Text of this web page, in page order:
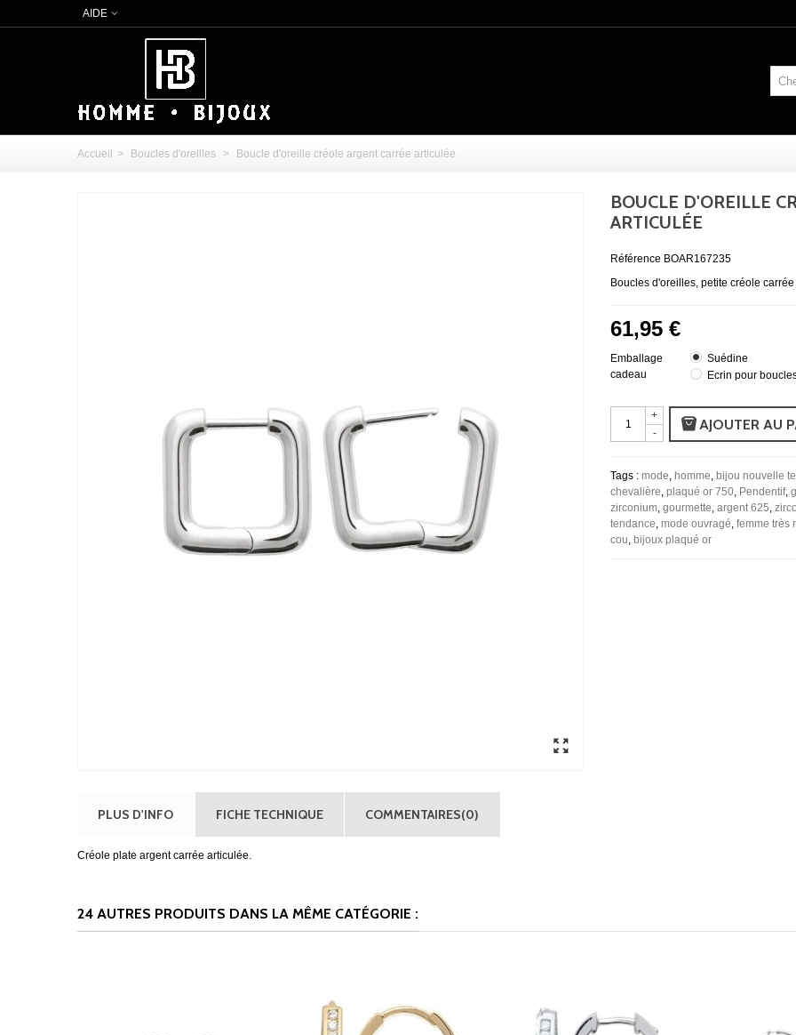
AIDE
Accueil > Boucles d'oreilles > Boucle d'oreille créole argent carrée articulée
BOUCLE D'OREILLE
ARTICULÉE
Référence BOAR167235
Boucles d'oreilles, petite créole
61,95 €
Emballage
cadeau
Suédine
Ecrin pour
-
+
AJOUTER AU
Tags : mode homme bijou nouvelle
chevalière plaqué or 750 Pendentif,
zirconium gourmette argent 625
tendance mode ouvragé femme très
cou bijoux plaqué or
PLUS D'INFO FICHE TECHNIQUE COMMENTAIRES(0)
Créole plate argent carrée articulée.
24 AUTRES PRODUITS DANS LA MÊME CATÉGORIE :